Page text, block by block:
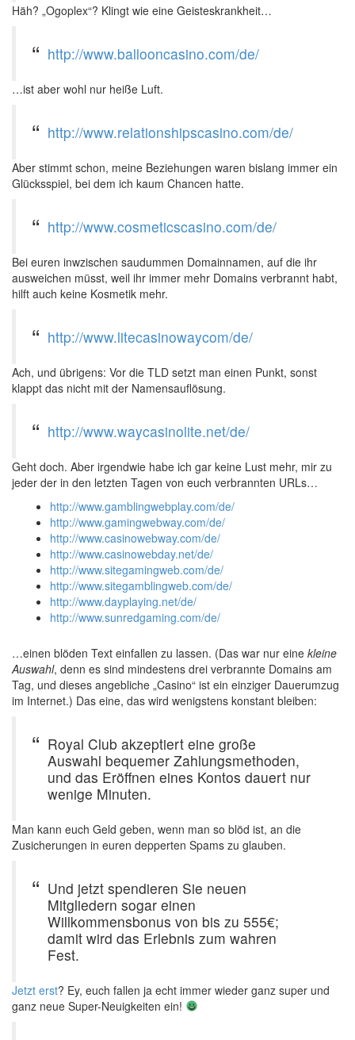
Häh? „Ogoplex“? Klingt wie eine Geisteskrankheit…
http://www.ballooncasino.com/de/
…ist aber wohl nur heiße Luft.
http://www.relationshipscasino.com/de/
Aber stimmt schon, meine Beziehungen waren bislang immer ein
Glücksspiel, bei dem ich kaum Chancen hatte.
http://www.cosmeticscasino.com/de/
Bei euren inwzischen saudummen Domainnamen, auf die ihr
ausweichen müsst, weil ihr immer mehr Domains verbrannt habt,
hilft auch keine Kosmetik mehr.
http://www.litecasinowaycom/de/
Ach, und übrigens: Vor die TLD setzt man einen Punkt, sonst
klappt das nicht mit der Namensauflösung.
http://www.waycasinolite.net/de/
Geht doch. Aber irgendwie habe ich gar keine Lust mehr, mir zu
jeder der in den letzten Tagen von euch verbrannten URLs…
http://www.gamblingwebplay.com/de/
http://www.gamingwebway.com/de/
http://www.casinowebway.com/de/
http://www.casinowebday.net/de/
http://www.sitegamingweb.com/de/
http://www.sitegamblingweb.com/de/
http://www.dayplaying.net/de/
http://www.sunredgaming.com/de/
…einen blöden Text einfallen zu lassen. (Das war nur eine kleine
Auswahl, denn es sind mindestens drei verbrannte Domains am
Tag, und dieses angebliche „Casino“ ist ein einziger Dauerumzug
im Internet.) Das eine, das wird wenigstens konstant bleiben:
Royal Club akzeptiert eine große
Auswahl bequemer Zahlungsmethoden,
und das Eröffnen eines Kontos dauert nur
wenige Minuten.
Man kann euch Geld geben, wenn man so blöd ist, an die
Zusicherungen in euren depperten Spams zu glauben.
Und jetzt spendieren Sie neuen
Mitgliedern sogar einen
Willkommensbonus von bis zu 555€;
damit wird das Erlebnis zum wahren
Fest.
Jetzt erst? Ey, euch fallen ja echt immer wieder ganz super und
ganz neue Super-Neuigkeiten ein!